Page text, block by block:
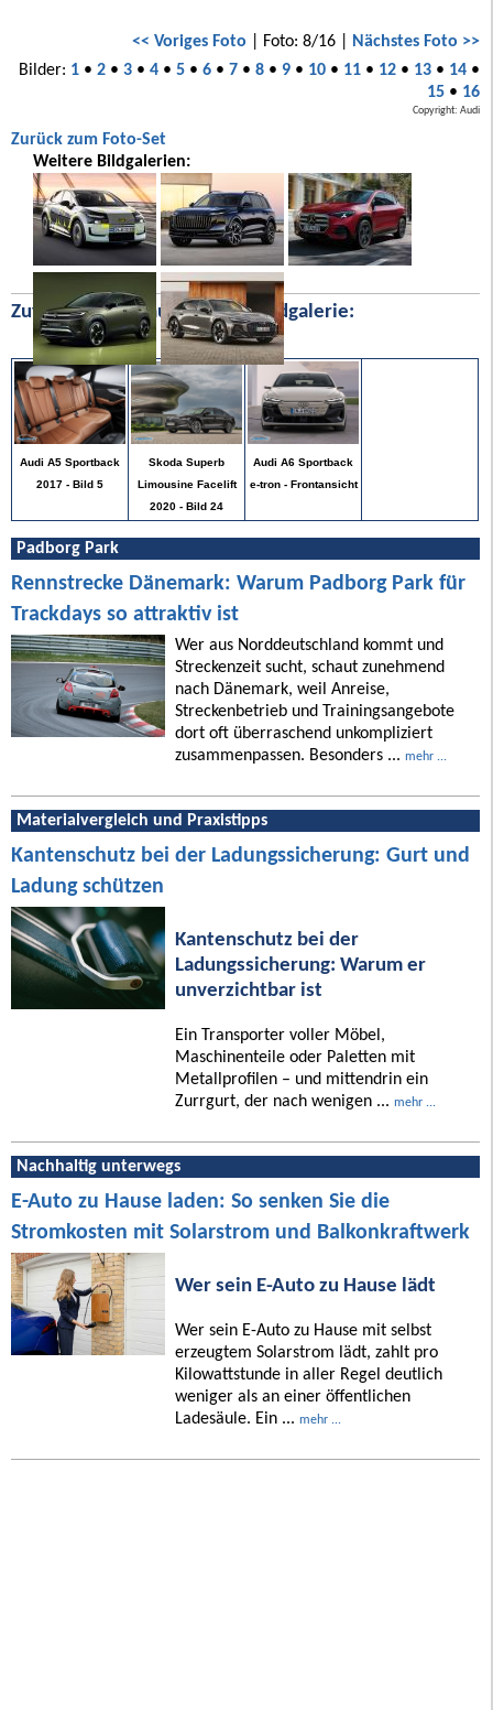
<< Voriges Foto | Foto: 8/16 | Nächstes Foto >>
Bilder: 1• 2• 3• 4• 5• 6• 7• 8• 9• 10• 11• 12• 13• 14•
15• 16
Copyright: Audi
Zurück zum Foto-Set
Weitere Bildgalerien:
Zufällige Bilder aus unserer Bildgalerie:
Audi A5 Sportback
2017 - Bild 5
Skoda Superb
Limousine Facelift
2020 - Bild 24
Audi A6 Sportback
e-tron - Frontansicht
Padborg Park
Rennstrecke Dänemark: Warum Padborg Park für
Trackdays so attraktiv ist
Wer aus Norddeutschland kommt und
Streckenzeit sucht, schaut zunehmend
nach Dänemark, weil Anreise,
Streckenbetrieb und Trainingsangebote
dort oft überraschend unkompliziert
zusammenpassen. Besonders ... mehr ...
Materialvergleich und Praxistipps
Kantenschutz bei der Ladungssicherung: Gurt und
Ladung schützen
Kantenschutz bei der
Ladungssicherung: Warum er
unverzichtbar ist
Ein Transporter voller Möbel,
Maschinenteile oder Paletten mit
Metallprofilen – und mittendrin ein
Zurrgurt, der nach wenigen ... mehr ...
Nachhaltig unterwegs
E-Auto zu Hause laden: So senken Sie die
Stromkosten mit Solarstrom und Balkonkraftwerk
Wer sein E-Auto zu Hause lädt
Wer sein E-Auto zu Hause mit selbst
erzeugtem Solarstrom lädt, zahlt pro
Kilowattstunde in aller Regel deutlich
weniger als an einer öffentlichen
Ladesäule. Ein ... mehr ...